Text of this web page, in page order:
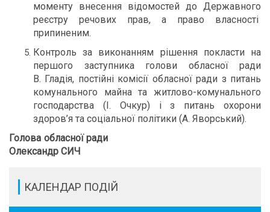
моменту внесення відомостей до Державного
реєстру речових прав, а право власності
припиненим.
Контроль за виконанням рішення покласти на
першого заступника голови обласної ради
В. Гладія, постійні комісії обласної ради з питань
комунального майна та житлово-комунального
господарства (І. Очкур) і з питань охорони
здоров’я та соціальної політики (А. Яворський).
Голова обласної ради
Олександр СИЧ
КАЛЕНДАР ПОДІЙ